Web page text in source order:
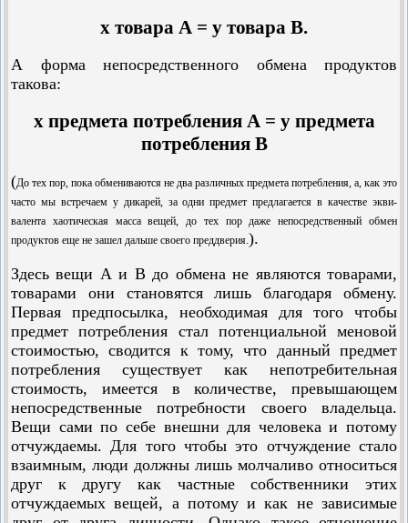
х товара А = у товара В.
А форма непосредственного обмена продуктов
такова:
х предмета потребления А = у предмета
потребления В
(До тех пор, пока обмениваются не два различных предмета потребления, а, как это
часто мы встречаем у дикарей, за одни предмет предлагается в качестве экви­
валента хаотическая масса вещей, до тех пор даже непосредственный обмен
продуктов еще не зашел дальше своего преддверия ).
Здесь вещи А и В до обмена не являются товарами,
товарами они становятся лишь благодаря обмену.
Первая предпосылка, необходимая для того чтобы
предмет потребления стал потенциальной меновой
стоимостью, сводится к тому, что данный предмет
потребления существует как непотребительная
стоимость, имеется в количестве, превышающем
непосредственные потребности своего владельца.
Вещи сами по себе внешни для человека и потому
отчуждаемы. Для того чтобы это отчуждение стало
взаимным, люди должны лишь молчаливо относиться
друг к другу как частные собственники этих
отчуждаемых вещей, а потому и как не зависимые